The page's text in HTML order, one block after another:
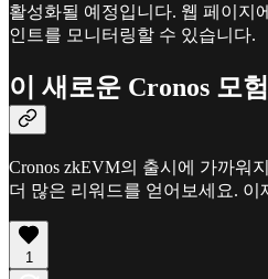
활성화될 예정입니다. 웹 페이지
인트를 모니터링할 수 있습니다.
이 새로운 Cronos 모
Cronos zkEVM의 출시에 가까워
더 많은 리워드를 얻어보세요.
1